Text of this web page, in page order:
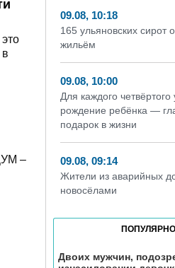
–
09.08, 10:18
165 ульяновских сирот
жильём
09.08, 10:00
Для каждого четвёртого
рождение ребёнка —
подарок в жизни
09.08, 09:14
Жители из аварийных
новосёлами
Двоих мужчин,